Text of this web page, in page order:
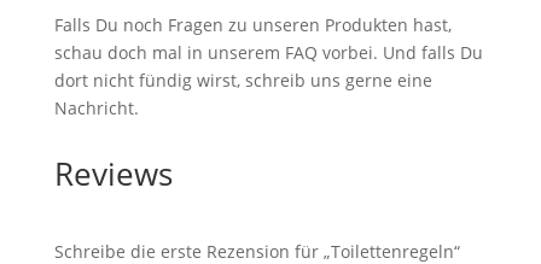
Falls Du noch Fragen zu unseren Produkten hast,
schau doch mal in unserem FAQ vorbei. Und falls Du
dort nicht fündig wirst, schreib uns gerne eine
Nachricht.
Reviews
Schreibe die erste Rezension für „Toilettenregeln“